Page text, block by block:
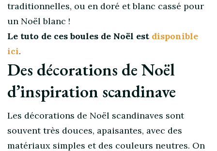
traditionnelles, ou en doré et blanc cassé pour
un Noël blanc !
Le tuto de ces boules de Noël est disponible
ici.
Des décorations de Noël
d’inspiration scandinave
Les décorations de Noël scandinaves sont
souvent très douces, apaisantes, avec des
matériaux simples et des couleurs neutres. On